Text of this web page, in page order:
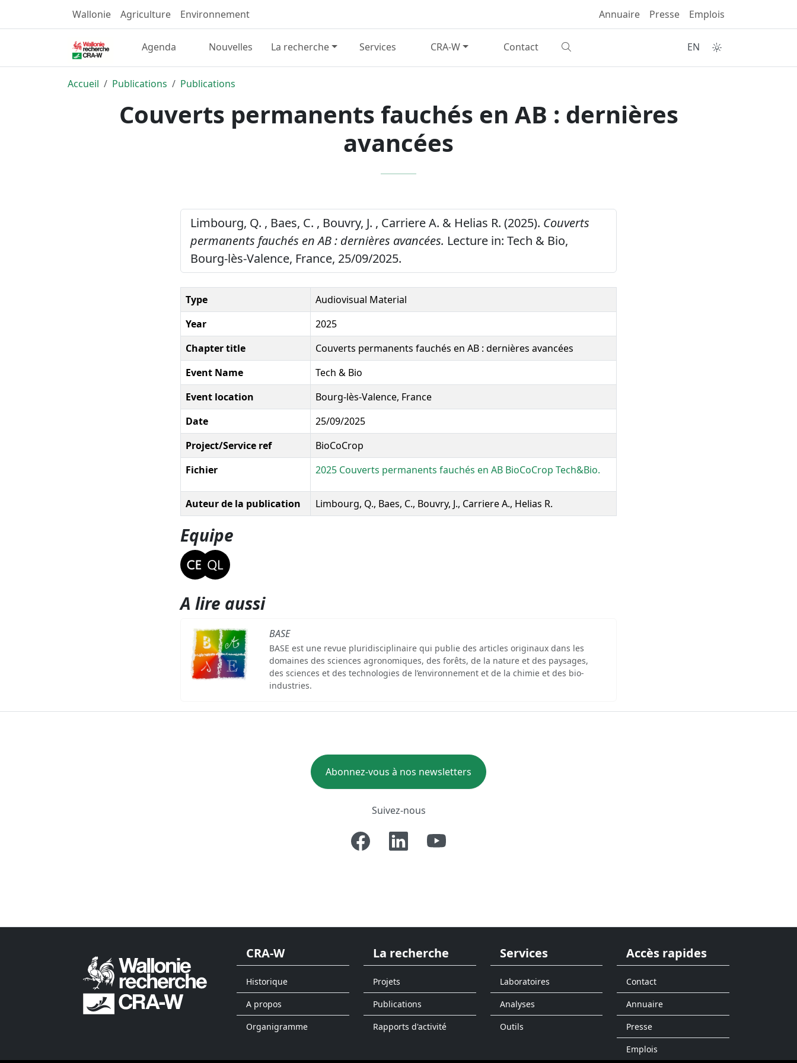
Wallonie Agriculture Environnement Annuaire Presse Emplois
Agenda Nouvelles La recherche Services CRA-W Contact EN
Accueil Publications Publications
Couverts permanents fauchés en AB : dernières
avancées
Limbourg, Q. , Baes, C. , Bouvry, J. , Carriere A. & Helias R. (2025). Couverts
permanents fauchés en AB : dernières avancées. Lecture in: Tech & Bio,
Bourg-lès-Valence, France, 25/09/2025.
Type
Audiovisual Material
Year
2025
Chapter title
Couverts permanents fauchés en AB : dernières avancées
Event Name
Tech & Bio
Event location
Bourg-lès-Valence, France
Date
25/09/2025
Project/Service ref
BioCoCrop
Fichier
2025 Couverts permanents fauchés en AB BioCoCrop Tech&Bio.
Auteur de la publication Limbourg, Q., Baes, C., Bouvry, J., Carriere A., Helias R.
Equipe
A lire aussi
BASE
BASE est une revue pluridisciplinaire qui publie des articles originaux dans les
domaines des sciences agronomiques, des forêts, de la nature et des paysages,
des sciences et des technologies de l’environnement et de la chimie et des bio-
industries.
Abonnez-vous à nos newsletters
Suivez-nous
CRA-W
Historique
A propos
Organigramme
La recherche
Projets
Publications
Rapports d'activité
Services
Laboratoires
Analyses
Outils
Accès rapides
Contact
Annuaire
Presse
Emplois